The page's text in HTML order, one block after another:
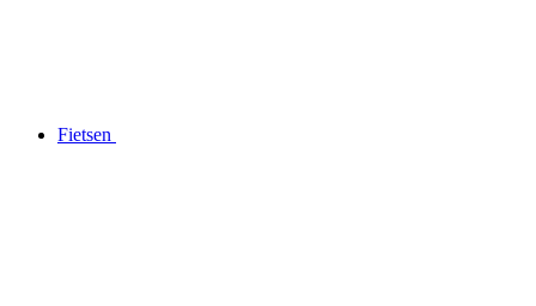
Fietsen